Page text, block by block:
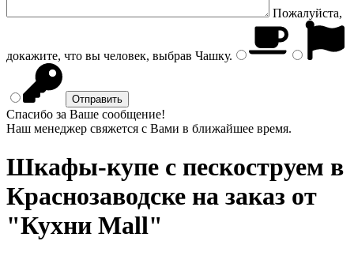
Пожалуйста,
докажите, что вы человек, выбрав Чашку.
Спасибо за Ваше сообщение!
Наш менеджер свяжется с Вами в ближайшее время.
Шкафы-купе с пескоструем в
Краснозаводске на заказ от
"Кухни Mall"